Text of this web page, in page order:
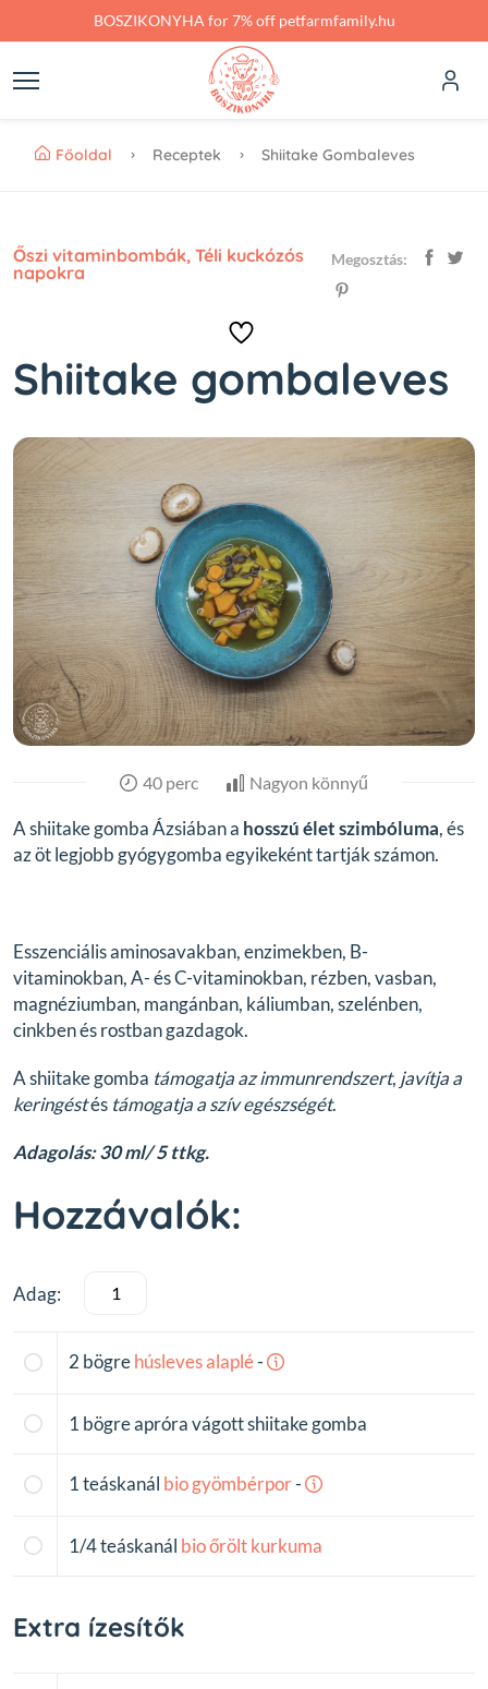
Skip to main contentBOSZIKONYHA for 7% off petfarmfamily.hu
Főoldal Receptek Shiitake Gombaleves
Őszi vitaminbombák, Téli kuckózós
napokra
Megosztás:
Shiitake gombaleves
40 perc Nagyon könnyű
A shiitake gomba Ázsiában a hosszú élet szimbóluma, és
az öt legjobb gyógygomba egyikeként tartják számon.
Esszenciális aminosavakban, enzimekben, B-
vitaminokban, A- és C-vitaminokban, rézben, vasban,
magnéziumban, mangánban, káliumban, szelénben,
cinkben és rostban gazdagok.
A shiitake gomba támogatja az immunrendszert, javítja a
keringéstés támogatja a szív egészségét.
Adagolás: 30 ml/ 5 ttkg.
Hozzávalók:
Adag:
2 bögrehúslevesalaplé-
1 bögre apróra vágott shiitake gomba
1teáskanál biogyömbérpor-
1/4teáskanál bioőröltkurkuma
Extra ízesítők